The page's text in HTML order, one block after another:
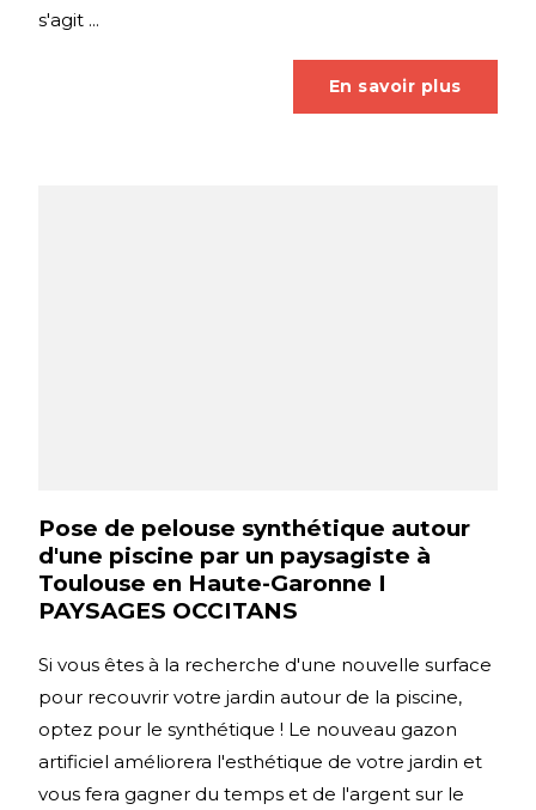
s'agit ...
En savoir plus
Pose de pelouse synthétique autour
d'une piscine par un paysagiste à
Toulouse en Haute-Garonne I
PAYSAGES OCCITANS
Si vous êtes à la recherche d'une nouvelle surface
pour recouvrir votre jardin autour de la piscine,
optez pour le synthétique ! Le nouveau gazon
artificiel améliorera l'esthétique de votre jardin et
vous fera gagner du temps et de l'argent sur le